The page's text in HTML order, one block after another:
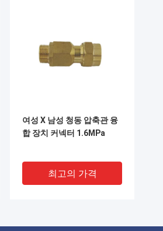
여성 X 남성 청동 압축관 융
합 장치 커넥터 1.6MPa
최고의 가격